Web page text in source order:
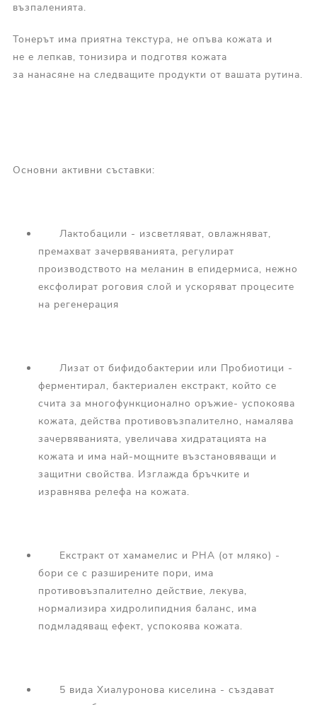
възпаленията.
Тонерът има приятна текстура, не опъва кожата и
не е лепкав, тонизира и подготвя кожата
за нанасяне на следващите продукти от вашата рутина.
Основни активни съставки:
Лактобацили - изсветляват, овлажняват,
премахват зачервяванията, регулират
производството на меланин в епидермиса, нежно
ексфолират роговия слой и ускоряват процесите
на регенерация
Лизат от бифидобактерии или Пробиотици -
ферментирал, бактериален екстракт, който се
счита за многофункционално оръжие- успокоява
кожата, действа противовъзпалително, намалява
зачервяванията, увеличава хидратацията на
кожата и има най-мощните възстановяващи и
защитни свойства. Изглажда бръчките и
изравнява релефа на кожата.
Екстракт от хамамелис и PHA (от мляко) -
бори се с разширените пори, има
противовъзпалително действие, лекува,
нормализира хидролипидния баланс, има
подмладяващ ефект, успокоява кожата.
5 вида Хиалуронова киселина - създават